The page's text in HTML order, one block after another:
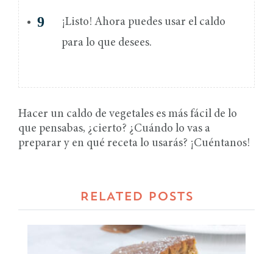
¡Listo! Ahora puedes usar el caldo
para lo que desees.
Hacer un caldo de vegetales es más fácil de lo
que pensabas, ¿cierto? ¿Cuándo lo vas a
preparar y en qué receta lo usarás? ¡Cuéntanos!
RELATED POSTS